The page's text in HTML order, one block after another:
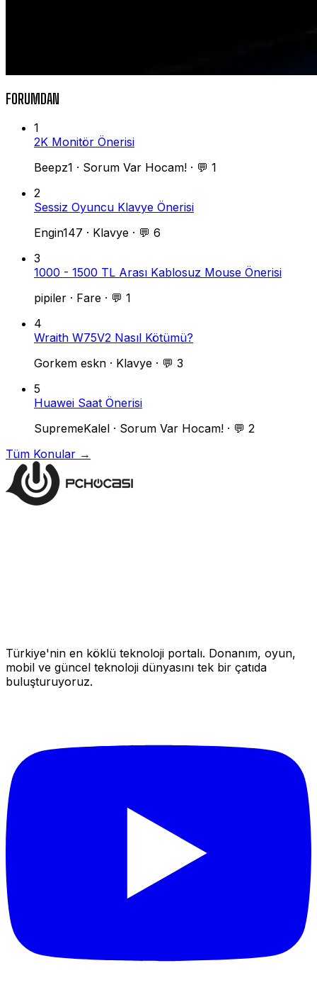
FORUMDAN
1
2K Monitör Önerisi
Beepz1 · Sorum Var Hocam! · 💬 1
2
Sessiz Oyuncu Klavye Önerisi
Engin147 · Klavye · 💬 6
3
1000 - 1500 TL Arası Kablosuz Mouse Önerisi
pipiler · Fare · 💬 1
4
Wraith W75V2 Nasıl Kötümü?
Gorkem eskn · Klavye · 💬 3
5
Huawei Saat Önerisi
SupremeKalel · Sorum Var Hocam! · 💬 2
Tüm Konular →
Türkiye'nin en köklü teknoloji portalı. Donanım, oyun,
mobil ve güncel teknoloji dünyasını tek bir çatıda
buluşturuyoruz.